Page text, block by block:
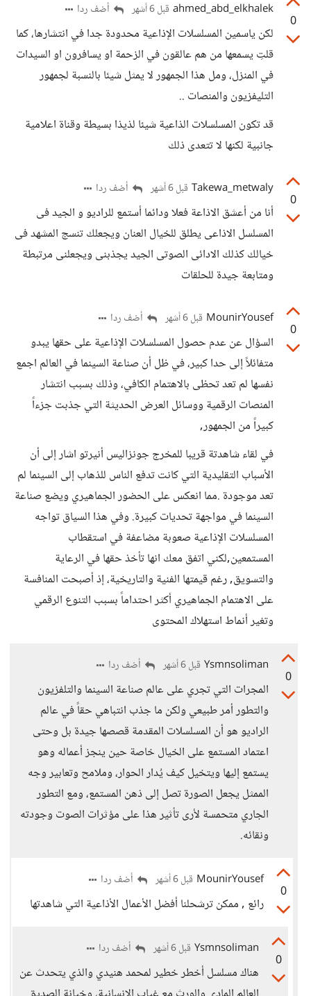
0
ahmed_abd_elkhalek قبل 6 أشهر أضف ردا
لكن ياسمين المسلسلات الإذاعية محدودة جدا في انتشارها، كما
قلتِ يسمعها من هم عالقون في الزحمة او يسافرون او السيدات
في المنزل، ومل هذا الجمهور لا يمثل شيئا بالنسبة لجمهور
التليفزيون والمنصات ..
قد تكون المسلسلات الذاعية شيئا لذيذا بسيطة وقناة اعلامية
جانبية لكنها لا تتعدى ذلك
0
Takewa_metwaly قبل 6 أشهر أضف ردا
أنا من أعشق الاذاعة فعلا ودائما أستمع للراديو و الجيد فى
المسلسل الاذاعى يطلق للخيال العنان ويجعلك تنسج المشهد فى
خيالك كذلك الادائى الصوتى الجيد يجذبنى ويجعلنى مرتبطة
ومتابعة جيدة للحلقات
0
MounirYousef قبل 6 أشهر أضف ردا
السؤال عن عدم حصول المسلسلات الإذاعية على حقها يبدو
متفائلاً إلى حدا كبير، في ظل أن صناعة السينما في العالم اجمع
نفسها لم تعد تحظى بالاهتمام الكافي، وذلك بسبب انتشار
المنصات الرقمية ووسائل العرض الحديثة التي جذبت جزءاً
كبيراً من الجمهور,
في لقاء شاهدتة قريبا للمخرج جونزاليس أنيرتو اشار إلى أن
الأسباب التقليدية التي كانت تدفع الناس للذهاب إلى السينما لم
تعد موجودة .مما انعكس على الحضور الجماهيري ويضع صناعة
السينما في مواجهة تحديات كبيرة. وفي هذا السياق تواجه
المسلسلات الإذاعية صعوبة مضاعفة في استقطاب
المستمعين,لكني اتفق معك انها تأخذ حقها في الرعاية
والتسويق, رغم قيمتها الفنية والتاريخية، إذ أصبحت المنافسة
على الاهتمام الجماهيري أكثر احتداماً بسبب التنوع الرقمي
وتغير أنماط استهلاك المحتوى
0
Ysmnsoliman قبل 6 أشهر أضف ردا
المجرات التي تجري على عالم صناعة السينما والتلفزيون
والتطور أمر طبيعي ولكن ما جذب انتباهي حقاً في عالم
الراديو هو أن المسلسلات المقدمة قصصها جيدة بل وحتى
اعتماد المستمع على الخيال خاصة حين ينجز أعماله وهو
يستمع إليها ويتخيل كيف يُدار الحوار، وملامح وتعابير وجه
الممثل يجعل الصورة تصل إلى ذهن المستمع، ومع التطور
الجاري متحمسة لأرى تأثير هذا على مؤثرات الصوت وجودته
ونقائه.
0
MounirYousef قبل 6 أشهر أضف ردا
رائع , ممكن ترشحلنا أفضل الأعمال الأذاعية التي شاهدتها
0
Ysmnsoliman قبل 6 أشهر أضف ردا
هناك مسلسل أخطر خطير لمحمد هنيدي والذي يتحدث عن